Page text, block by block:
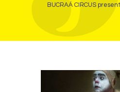
BUCRAÁ CIRCUS